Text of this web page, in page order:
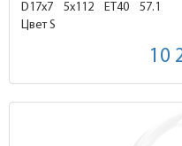
D17x7 5x112 ET40
57.1
Цвет S
10